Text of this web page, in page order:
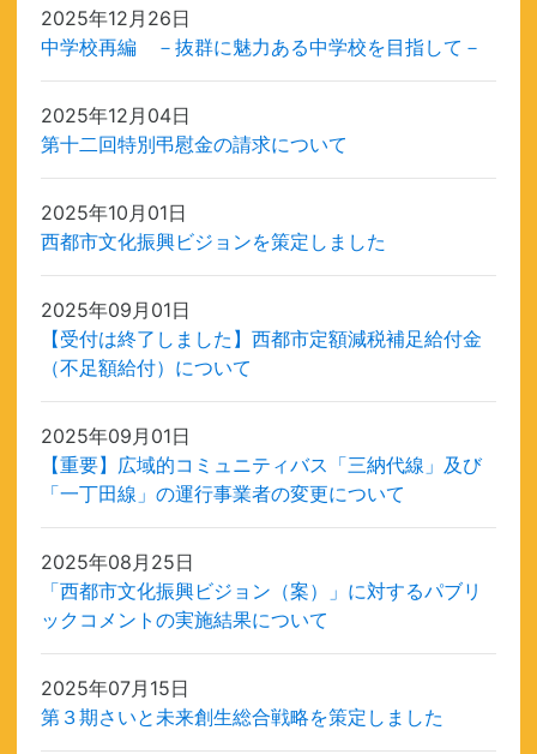
2025年12月26日
中学校再編 －抜群に魅力ある中学校を目指して－
2025年12月04日
第十二回特別弔慰金の請求について
2025年10月01日
西都市文化振興ビジョンを策定しました
2025年09月01日
【受付は終了しました】西都市定額減税補足給付金
（不足額給付）について
2025年09月01日
【重要】広域的コミュニティバス「三納代線」及び
「一丁田線」の運行事業者の変更について
2025年08月25日
「西都市文化振興ビジョン（案）」に対するパブリ
ックコメントの実施結果について
2025年07月15日
第３期さいと未来創生総合戦略を策定しました